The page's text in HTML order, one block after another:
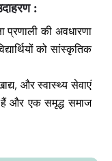
:
प्रणाली की अवधारणा
को सांस्कृतिक
और स्वास्थ्य सेवाएं
हैं और एक समृद्ध समाज